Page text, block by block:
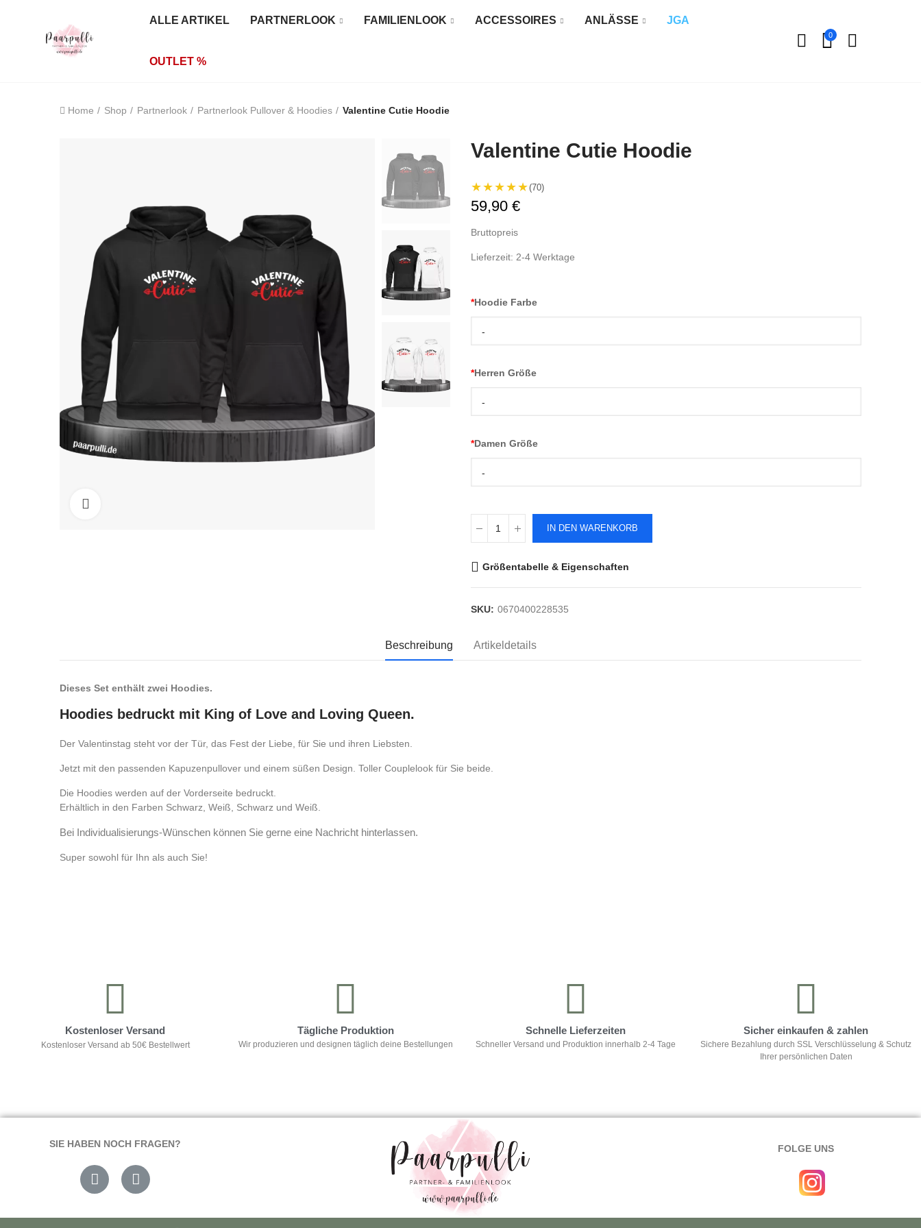
ALLE ARTIKEL PARTNERLOOK FAMILIENLOOK ACCESSOIRES ANLÄSSE JGA
OUTLET %
0
Home Shop Partnerlook Partnerlook Pullover & Hoodies Valentine Cutie Hoodie
Valentine Cutie Hoodie
★★★★★(70)
59,90 €
Bruttopreis
Lieferzeit: 2-4 Werktage
*Hoodie Farbe
-
*Herren Größe
-
*Damen Größe
-
IN DEN WARENKORB
Größentabelle & Eigenschaften
SKU: 0670400228535
Beschreibung Artikeldetails
Dieses Set enthält zwei Hoodies.
Hoodies bedruckt mit King of Love and Loving Queen.
Der Valentinstag steht vor der Tür, das Fest der Liebe, für Sie und ihren Liebsten.
Jetzt mit den passenden Kapuzenpullover und einem süßen Design. Toller Couplelook für Sie beide.
Die Hoodies werden auf der Vorderseite bedruckt.
Erhältlich in den Farben Schwarz, Weiß, Schwarz und Weiß.
Bei Individualisierungs-Wünschen können Sie gerne eine Nachricht hinterlassen.
Super sowohl für Ihn als auch Sie!
Kostenloser Versand
Kostenloser Versand ab 50€ Bestellwert
Tägliche Produktion
Wir produzieren und designen täglich deine Bestellungen
Schnelle Lieferzeiten
Schneller Versand und Produktion innerhalb 2-4 Tage
Sicher einkaufen & zahlen
Sichere Bezahlung durch SSL Verschlüsselung & Schutz
Ihrer persönlichen Daten
SIE HABEN NOCH FRAGEN? FOLGE UNS